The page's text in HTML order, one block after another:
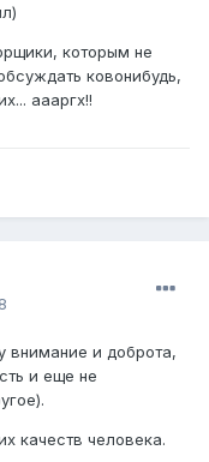
которым не
ковонибудь,
аааргх!!
внимание и доброта,
и еще не
качеств человека.